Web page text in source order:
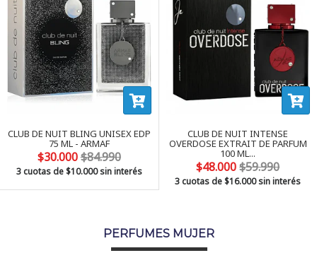
CLUB DE NUIT BLING UNISEX EDP
75 ML - ARMAF
$30.000$84.990
3 cuotas de$10.000sin interés
CLUB DE NUIT INTENSE
OVERDOSE EXTRAIT DE PARFUM
100 ML...
$48.000$59.990
3 cuotas de$16.000sin interés
PERFUMES MUJER